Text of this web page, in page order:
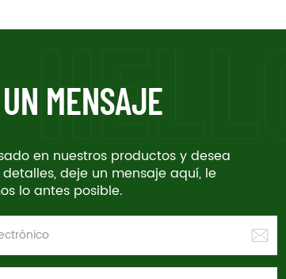
MENSAJE
en nuestros productos y desea
deje un mensaje aquí, le
lo antes posible.